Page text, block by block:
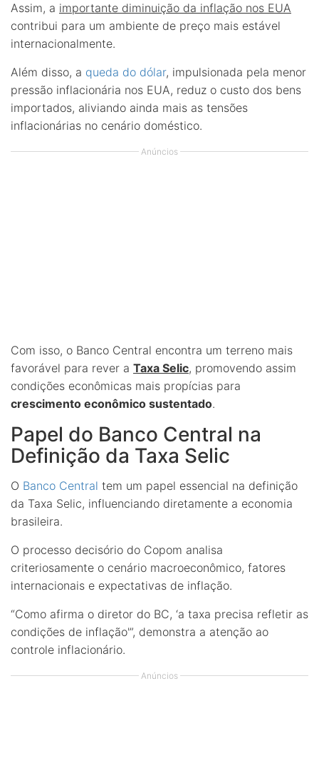
Assim, a importante diminuição da inflação nos EUA
contribui para um ambiente de preço mais estável
internacionalmente.
Além disso, a queda do dólar, impulsionada pela menor
pressão inflacionária nos EUA, reduz o custo dos bens
importados, aliviando ainda mais as tensões
inflacionárias no cenário doméstico.
Anúncios
Com isso, o Banco Central encontra um terreno mais
favorável para rever a Taxa Selic, promovendo assim
condições econômicas mais propícias para
crescimento econômico sustentado.
Papel do Banco Central na
Definição da Taxa Selic
O Banco Central tem um papel essencial na definição
da Taxa Selic, influenciando diretamente a economia
brasileira.
O processo decisório do Copom analisa
criteriosamente o cenário macroeconômico, fatores
internacionais e expectativas de inflação.
“Como afirma o diretor do BC, ‘a taxa precisa refletir as
condições de inflação'”, demonstra a atenção ao
controle inflacionário.
Anúncios